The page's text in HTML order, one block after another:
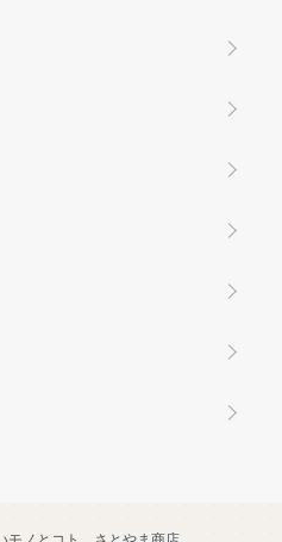
モノとコト。さとやま商店